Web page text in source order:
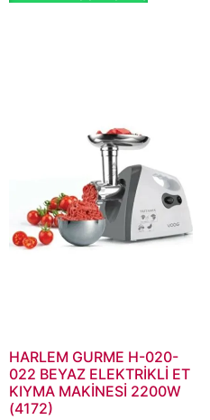
HARLEM GURME H-020-
022 BEYAZ ELEKTRİKLİ ET
KIYMA MAKİNESİ 2200W
(4172)